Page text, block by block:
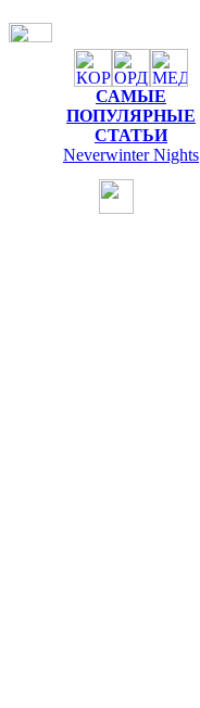
САМЫЕ
ПОПУЛЯРНЫЕ
СТАТЬИ
Neverwinter Nights